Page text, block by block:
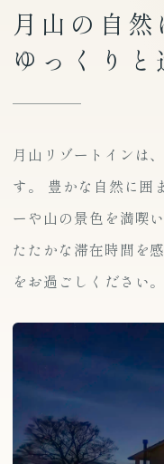
MOUNTAIN
プライバシーポリシー
月山の自然
ゆっくりと
月山リゾートインは
す。 豊かな自然に囲
ーや山の景色を満喫
たたかな滞在時間を
をお過ごしください。